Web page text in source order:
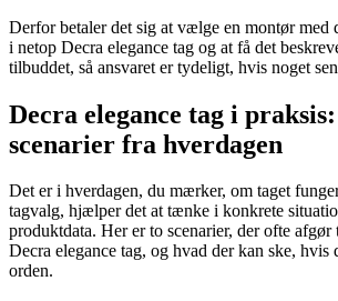
Derfor betaler det sig at vælge en montør med
i netop Decra elegance tag og at få det
tilbuddet, så ansvaret er tydeligt, hvis noget
Decra elegance tag i
scenarier fra hverdagen
Det er i hverdagen, du mærker, om taget
tagvalg, hjælper det at tænke i konkrete
produktdata. Her er to scenarier, der ofte afgør
Decra elegance tag, og hvad der kan ske, hvis
orden.